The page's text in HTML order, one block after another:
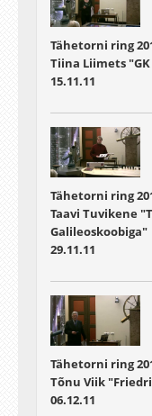
Tähetorni ring
Tiina Liimets
15.11.11
Tähetorni ring
Taavi Tuvikene
Galileoskoobiga"
29.11.11
Tähetorni ring
Tõnu Viik
06.12.11